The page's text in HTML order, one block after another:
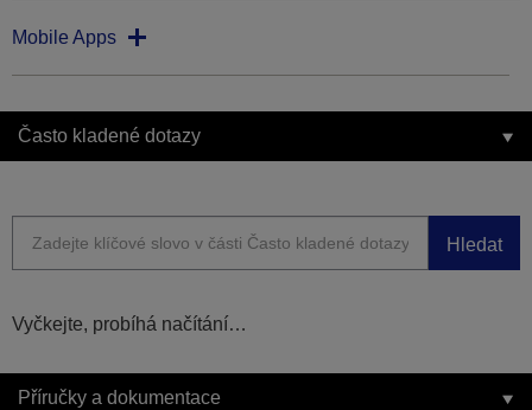
Mobile Apps
Často kladené dotazy
Hledat
Vyčkejte, probíhá načítání…
Příručky a dokumentace